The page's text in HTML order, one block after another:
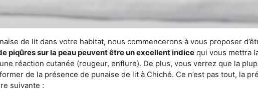
de lit dans votre habitat, nous commencerons à vous proposer
piqûres sur la peau peuvent être un excellent indice qui vous mettra
réaction cutanée (rougeur, enflure). De plus, vous verrez que la
de la présence de punaise de lit à Chiché. Ce n’est pas tout, la
suivante :